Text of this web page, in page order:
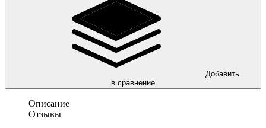
Добавить
в сравнение
Описание
Отзывы